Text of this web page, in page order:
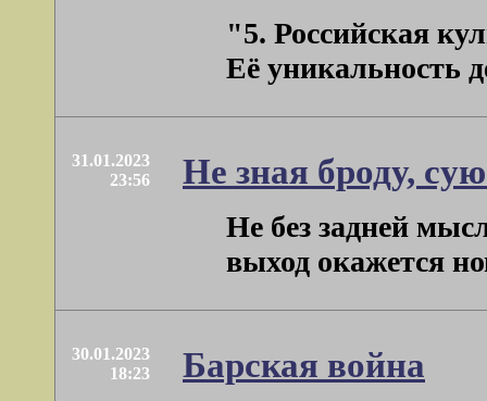
"5. Российская
Её уникальность
31.01.2023
23:56
Не зная броду,
Не без задней
выход окажется
30.01.2023
18:23
Барская война